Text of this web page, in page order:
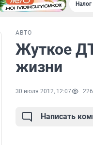
АВТО
Жуткое
жизни
30 июля 2012, 12:07 226
Написать